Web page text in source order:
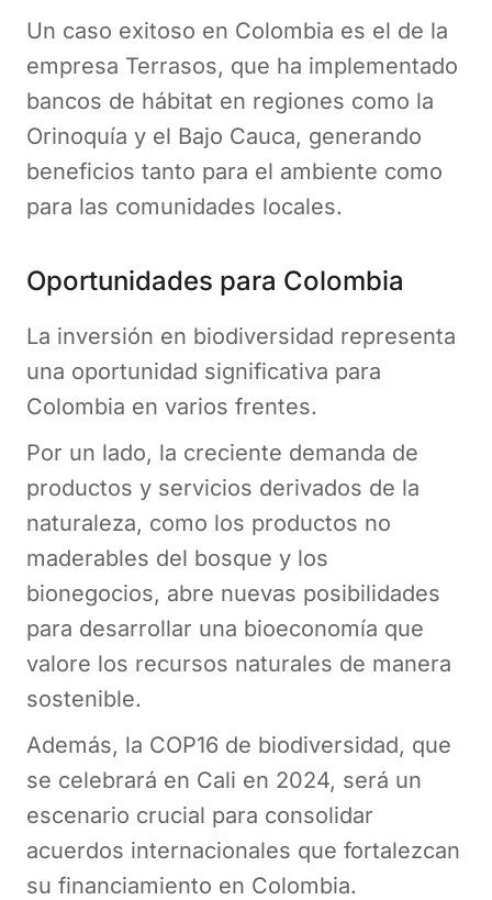
Un caso exitoso en Colombia es el de la
empresa Terrasos, que ha implementado
bancos de hábitat en regiones como la
Orinoquía y el Bajo Cauca, generando
beneficios tanto para el ambiente como
para las comunidades locales​.
Oportunidades para Colombia
La inversión en biodiversidad representa
una oportunidad significativa para
Colombia en varios frentes.
Por un lado, la creciente demanda de
productos y servicios derivados de la
naturaleza, como los productos no
maderables del bosque y los
bionegocios, abre nuevas posibilidades
para desarrollar una bioeconomía que
valore los recursos naturales de manera
sostenible.
Además, la COP16 de biodiversidad, que
se celebrará en Cali en 2024, será un
escenario crucial para consolidar
acuerdos internacionales que fortalezcan
su financiamiento en Colombia.